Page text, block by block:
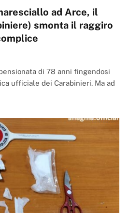
ad Arce, il
smonta il raggiro
di 78 anni fingendosi
ufficiale dei Carabinieri. Ma ad